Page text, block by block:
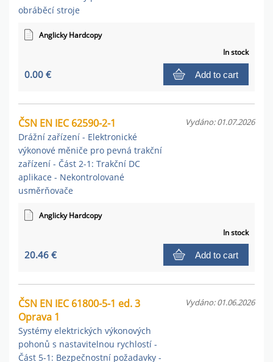
obráběcí stroje
Anglicky Hardcopy
In stock
0.00 € Add to cart
ČSN EN IEC 62590-2-1
Drážní zařízení - Elektronické
výkonové měniče pro pevná trakční
zařízení - Část 2-1: Trakční DC
aplikace - Nekontrolované
usměrňovače
Vydáno: 01.07.2026
Anglicky Hardcopy
In stock
20.46 € Add to cart
ČSN EN IEC 61800-5-1 ed. 3
Oprava 1
Systémy elektrických výkonových
pohonů s nastavitelnou rychlostí -
Část 5-1: Bezpečnostní požadavky -
Vydáno: 01.06.2026